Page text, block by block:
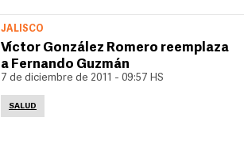
JALISCO
Víctor González Romero reemplaza
a Fernando Guzmán
7 de diciembre de 2011 - 09:57 HS
SALUD